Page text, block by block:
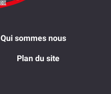
Qui sommes nous
Plan du site